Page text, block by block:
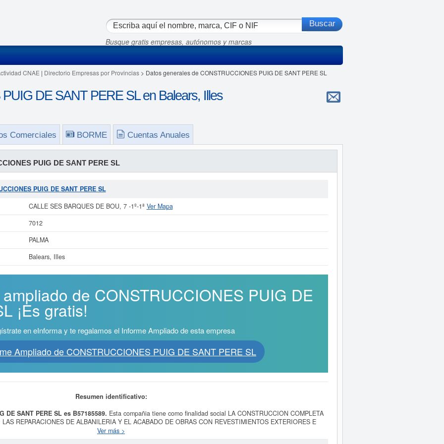
Busque gratis empresas, autónomos y marcas
CNAE | Directorio Empresas por Provincias> Datos generales de CONSTRUCCIONES PUIG DE SANT PERE SL
DE SANT PERE SL en Balears, Illes
Comerciales BORME Cuentas Anuales
PUIG DE SANT PERE SL
PUIG DE SANT PERE SL
CALLE SES BARQUES DE BOU, 7 -1º-1ª Ver Mapa
7012
PALMA
Balears, Illes
de CONSTRUCCIONES PUIG DE
¡Es gratis!
en eInforma y te regalamos el Informe Ampliado de esta empresa
Ampliado de CONSTRUCCIONES PUIG DE SANT PERE SL
Resumen identificativo:
DE SANT PERE SL es B57185589. Esta compañia tiene como finalidad social LA CONSTRUCCION COMPLETA
REPARACIONES DE ALBANILERIA Y EL ACABADO DE OBRAS CON REVESTIMIENTOS EXTERIORES E
COLOCACION DE AISLAMIENTOS E IMPERMEABILIZACION,, teniendo como fecha de su constitución el
tiene es 4101 - Construcción de edificios residenciales. El número del SIC correspondiente a la empresa
Ver más >